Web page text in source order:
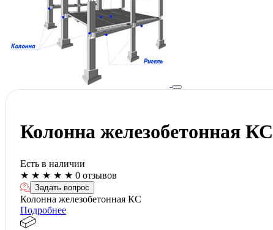
Колонна железобетонная КС
Есть в наличии
★ ★ ★ ★ ★ 0 отзывов
Задать вопрос
Колонна железобетонная КС
Подробнее